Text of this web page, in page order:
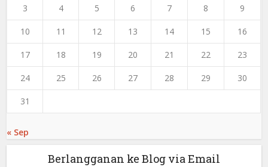
3 4 5 6 7 8 9
10 11 12 13 14 15 16
17 18 19 20 21 22 23
24 25 26 27 28 29 30
31
« Sep
Berlangganan ke Blog via Email